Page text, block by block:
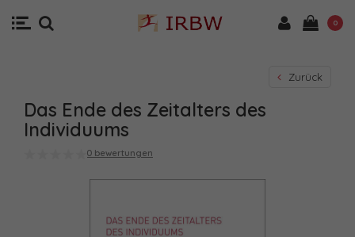
0
Zurück
Das Ende des Zeitalters des
Individuums
0 bewertungen